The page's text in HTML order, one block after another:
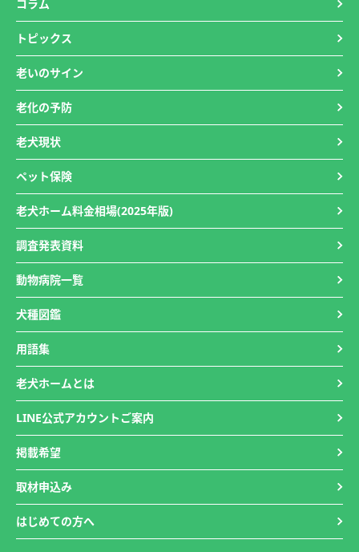
コラム
トピックス
老いのサイン
老化の予防
老犬現状
ペット保険
老犬ホーム料金相場(2025年版)
調査発表資料
動物病院一覧
犬種図鑑
用語集
老犬ホームとは
LINE公式アカウントご案内
掲載希望
取材申込み
はじめての方へ